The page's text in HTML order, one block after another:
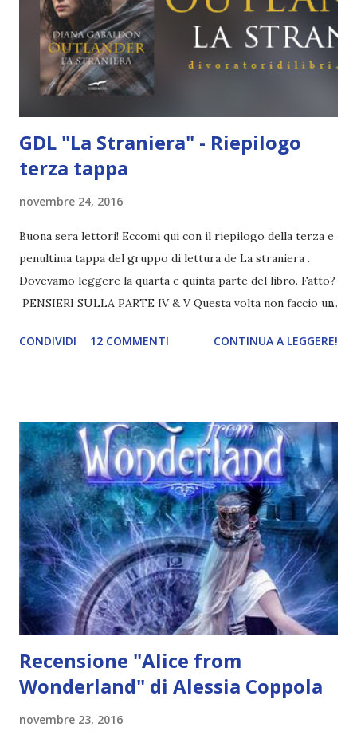
carino. Certo, alcune falle nella storia ci sono (ve ne parlerò
prossimamente in una recensione), ma tutto sommato non
è così terribile. E poi, dai, Scorpius ! Non riesco a capire
come possa essere figlio d...
GDL "La Straniera" - Riepilogo
terza tappa
novembre 24, 2016
Buona sera lettori! Eccomi qui con il riepilogo della terza e
penultima tappa del gruppo di lettura de La straniera .
Dovevamo leggere la quarta e quinta parte del libro. Fatto?
PENSIERI SULLA PARTE IV & V Questa volta non faccio un
importanti di questi capitoli sono ben pochi. Questo mi ha
termine, ma quando ci vuole, ci vuole!) di leggere capitoli di
una lentezza impressionante dove si parla di come fanno
sesso due persone o come si fa nascere un puledro e\o un
bambino. Mi dà fastidio perché sono scene che non servono
a niente a livello di trama se non per allungare il brodo.
Onestamente sto rimpiangendo il capitano Randall che
seppur un pervertito è comunque un personaggio che
rende la storia più movimentata! Passando alla storia, a
vevamo lasciato C...
CONDIVIDI 12 COMMENTI CONTINUA A LEGGERE!
Recensione "Alice from
Wonderland" di Alessia Coppola
novembre 23, 2016